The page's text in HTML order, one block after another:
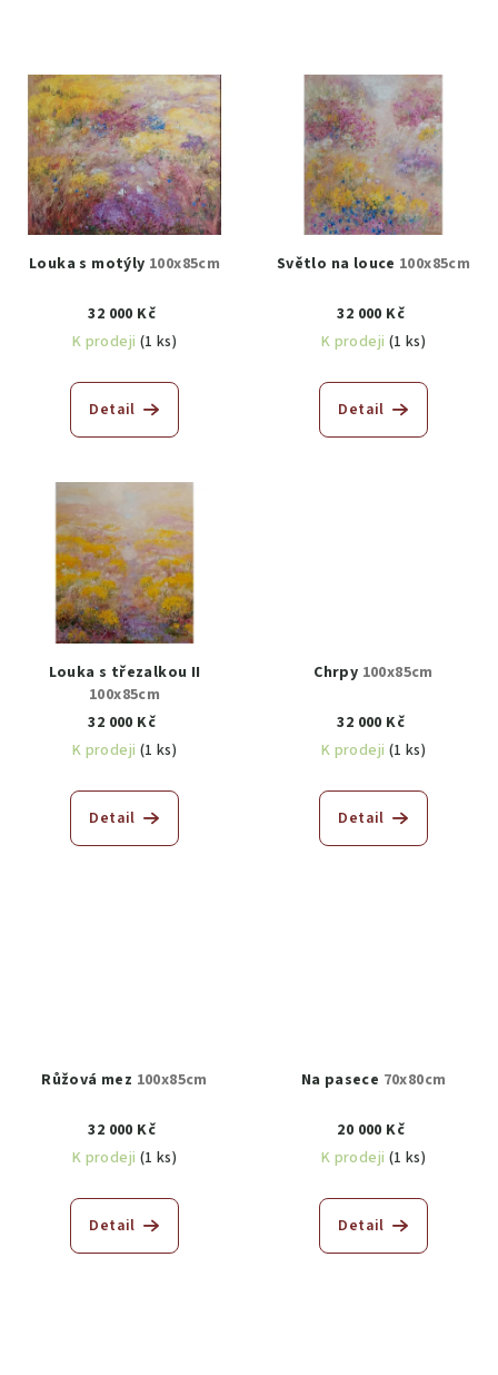
Louka s motýly 100x85cm
32 000 Kč
K prodeji (1 ks)
Detail
Světlo na louce 100x85cm
32 000 Kč
K prodeji (1 ks)
Detail
Louka s třezalkou II
100x85cm
32 000 Kč
K prodeji (1 ks)
Detail
Chrpy 100x85cm
32 000 Kč
K prodeji (1 ks)
Detail
Růžová mez 100x85cm
32 000 Kč
K prodeji (1 ks)
Detail
Na pasece 70x80cm
20 000 Kč
K prodeji (1 ks)
Detail